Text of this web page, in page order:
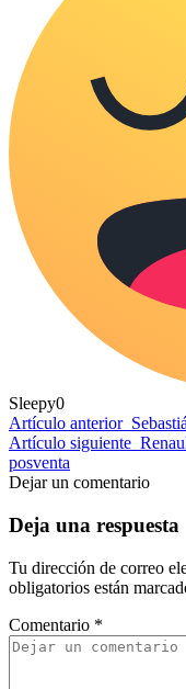
Sleepy0
Artículo anterior
Artículo siguiente
posventa
Dejar un comentario
Deja una respuesta
Tu dirección de correo
obligatorios están
Comentario *